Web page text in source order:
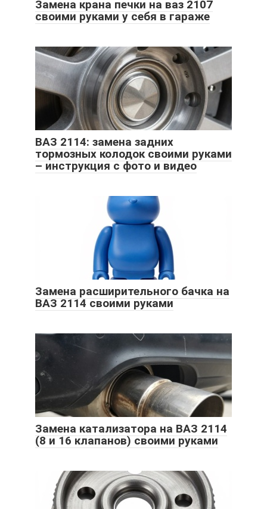
Замена крана печки на ваз 2107
своими руками у себя в гараже
ВАЗ 2114: замена задних
тормозных колодок своими руками
– инструкция с фото и видео
Замена расширительного бачка на
ВАЗ 2114 своими руками
Замена катализатора на ВАЗ 2114
(8 и 16 клапанов) своими руками